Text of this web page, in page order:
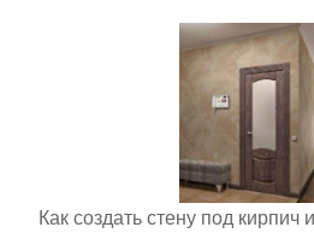
Как создать стену под кирпич